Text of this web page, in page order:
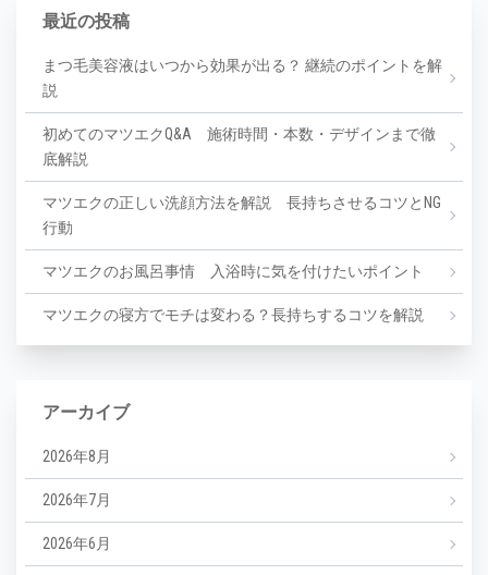
最近の投稿
まつ毛美容液はいつから効果が出る？ 継続のポイントを解
説
初めてのマツエクQ&A 施術時間・本数・デザインまで徹
底解説
マツエクの正しい洗顔方法を解説 長持ちさせるコツとNG
行動
マツエクのお風呂事情 入浴時に気を付けたいポイント
マツエクの寝方でモチは変わる？長持ちするコツを解説
アーカイブ
2026年8月
2026年7月
2026年6月